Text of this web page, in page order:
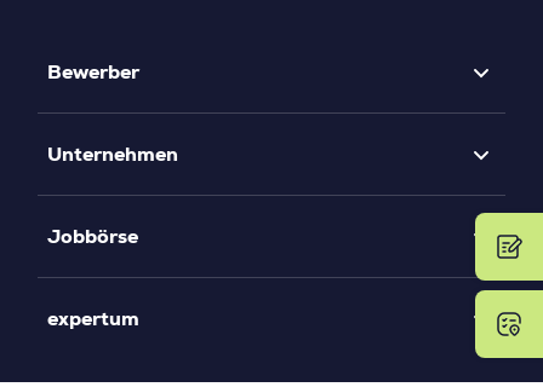
Bewerber
Unternehmen
Jobbörse
expertum